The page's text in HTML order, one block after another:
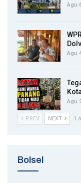
Agu
Agu
Agu
PREV NEXT 1
Bolsel